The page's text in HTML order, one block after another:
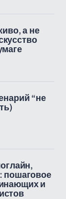
а не
“не
пошаговое
и